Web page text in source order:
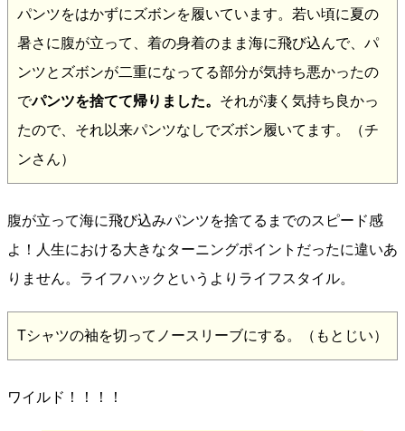
パンツをはかずにズボンを履いています。若い頃に夏の
暑さに腹が立って、着の身着のまま海に飛び込んで、パ
ンツとズボンが二重になってる部分が気持ち悪かったの
でパンツを捨てて帰りました。 それが凄く気持ち良かっ
たので、それ以来パンツなしでズボン履いてます。（チ
ンさん）
腹が立って海に飛び込みパンツを捨てるまでのスピード感
よ！人生における大きなターニングポイントだったに違いあ
りません。ライフハックというよりライフスタイル。
Tシャツの袖を切ってノースリーブにする。（もとじい）
ワイルド！！！！